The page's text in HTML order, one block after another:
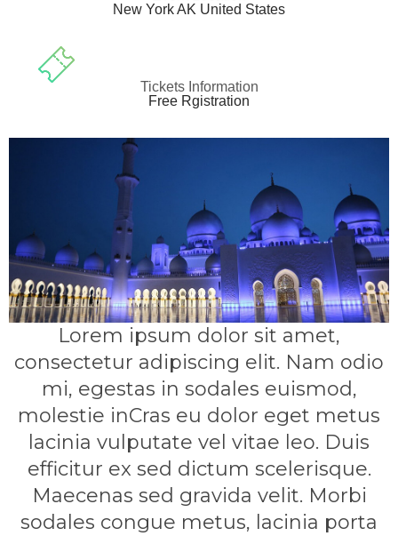
New York AK United States
Tickets Information
Free Rgistration
Lorem ipsum dolor sit amet,
consectetur adipiscing elit. Nam odio
mi, egestas in sodales euismod,
molestie inCras eu dolor eget metus
lacinia vulputate vel vitae leo. Duis
efficitur ex sed dictum scelerisque.
Maecenas sed gravida velit. Morbi
sodales congue metus, lacinia porta